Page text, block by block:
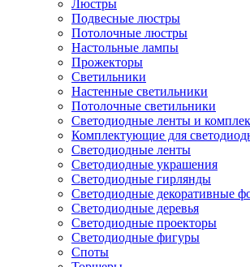
Люстры
Подвесные люстры
Потолочные люстры
Настольные лампы
Прожекторы
Светильники
Настенные светильники
Потолочные светильники
Светодиодные ленты и
Комплектующие для
Светодиодные ленты
Светодиодные украшения
Светодиодные гирлянды
Светодиодные декоративные
Светодиодные деревья
Светодиодные проекторы
Светодиодные фигуры
Споты